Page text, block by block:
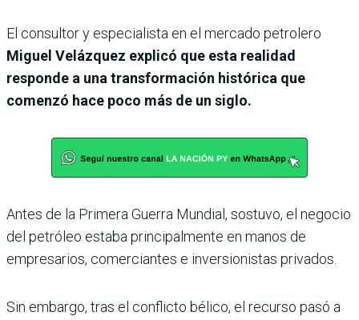
El consultor y especialista en el mercado petrolero
Miguel Velázquez explicó que esta realidad
responde a una transformación histórica que
comenzó hace poco más de un siglo.
Antes de la Primera Guerra Mundial, sostuvo, el negocio
del petróleo estaba principalmente en manos de
empresarios, comerciantes e inversionistas privados.
Sin embargo, tras el conflicto bélico, el recurso pasó a